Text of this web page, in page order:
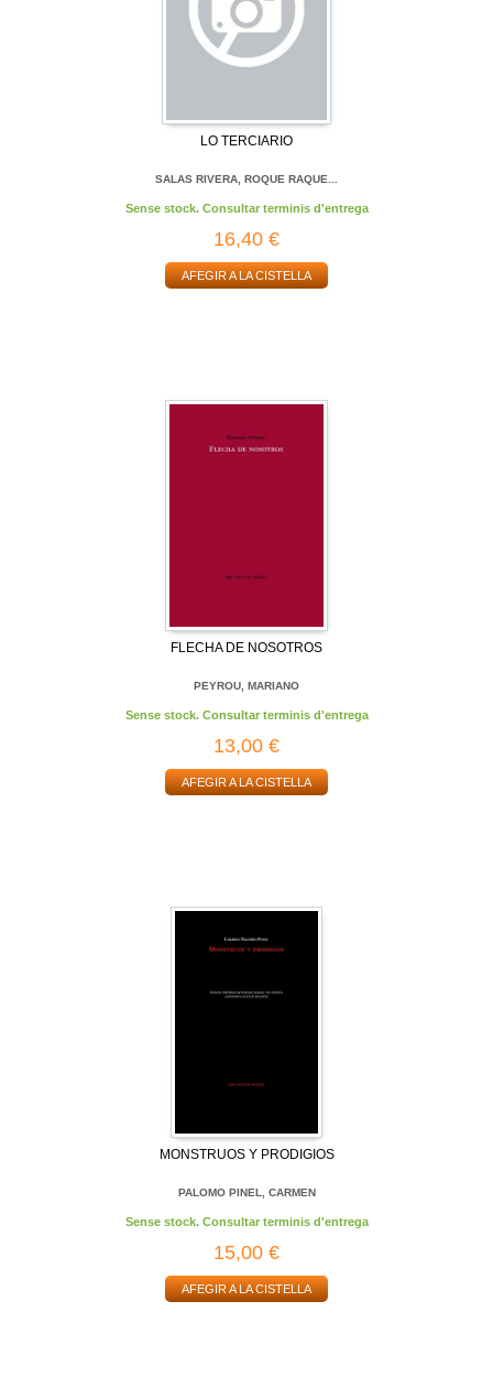
LO TERCIARIO
SALAS RIVERA, ROQUE RAQUE...
Sense stock. Consultar terminis d'entrega
16,40 €
AFEGIR A LA CISTELLA
FLECHA DE NOSOTROS
PEYROU, MARIANO
Sense stock. Consultar terminis d'entrega
13,00 €
AFEGIR A LA CISTELLA
MONSTRUOS Y PRODIGIOS
PALOMO PINEL, CARMEN
Sense stock. Consultar terminis d'entrega
15,00 €
AFEGIR A LA CISTELLA